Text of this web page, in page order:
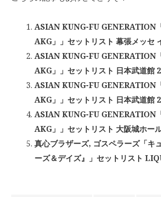
ASIAN KUNG-FU GENERATION
AKG」」セットリスト 幕張メッセ
ASIAN KUNG-FU GENERATION
AKG」」セットリスト 日本武道館
ASIAN KUNG-FU GENERATION
AKG」」セットリスト 日本武道館
ASIAN KUNG-FU GENERATION
AKG」」セットリスト 大阪城ホー
真心ブラザーズ, ゴスペラーズ「キ
ーズ＆デイズ』」セットリスト